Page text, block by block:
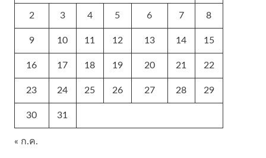
2 3 4 5 6 7 8
9 10 11 12 13 14 15
16 17 18 19 20 21 22
23 24 25 26 27 28 29
30 31
« ก.ค.